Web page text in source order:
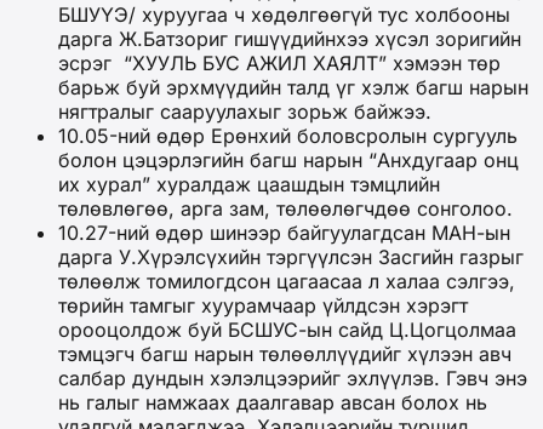
БШУҮЭ/ хуруугаа ч хөдөлгөөгүй тус холбооны
дарга Ж.Батзориг гишүүдийнхээ хүсэл зоригийн
эсрэг “ХУУЛЬ БУС АЖИЛ ХАЯЛТ” хэмээн төр
барьж буй эрхмүүдийн талд үг хэлж багш нарын
нягтралыг сааруулахыг зорьж байжээ.
10.05-ний өдөр Ерөнхий боловсролын сургууль
болон цэцэрлэгийн багш нарын “Анхдугаар онц
их хурал” хуралдаж цаашдын тэмцлийн
төлөвлөгөө, арга зам, төлөөлөгчдөө сонголоо.
10.27-ний өдөр шинээр байгуулагдсан МАН-ын
дарга У.Хүрэлсүхийн тэргүүлсэн Засгийн газрыг
төлөөлж томилогдсон цагаасаа л халаа сэлгээ,
төрийн тамгыг хуурамчаар үйлдсэн хэрэгт
орооцолдож буй БСШУС-ын сайд Ц.Цогцолмаа
тэмцэгч багш нарын төлөөллүүдийг хүлээн авч
салбар дундын хэлэлцээрийг эхлүүлэв. Гэвч энэ
нь галыг намжаах даалгавар авсан болох нь